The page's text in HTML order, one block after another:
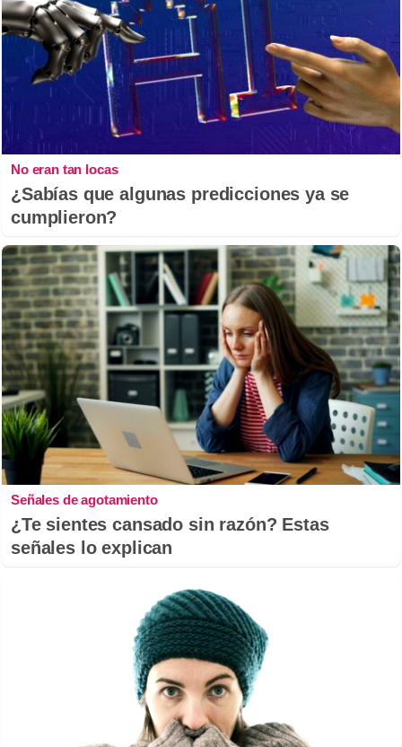
No eran tan locas
¿Sabías que algunas predicciones ya se
cumplieron?
Señales de agotamiento
¿Te sientes cansado sin razón? Estas
señales lo explican